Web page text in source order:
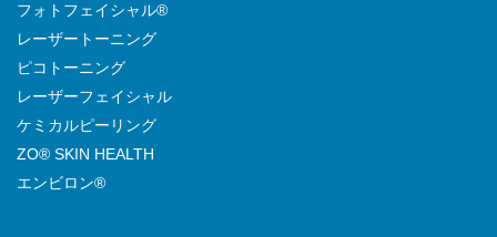
フォトフェイシャル®
レーザートーニング
ピコトーニング
レーザーフェイシャル
ケミカルピーリング
ZO® SKIN HEALTH
エンビロン®